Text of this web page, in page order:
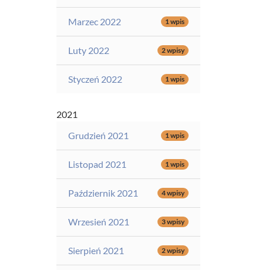
Marzec 2022 1 wpis
Luty 2022 2 wpisy
Styczeń 2022 1 wpis
2021
Grudzień 2021
1 wpis
Listopad 2021 1 wpis
Październik 2021 4 wpisy
Wrzesień 2021 3 wpisy
Sierpień 2021 2 wpisy